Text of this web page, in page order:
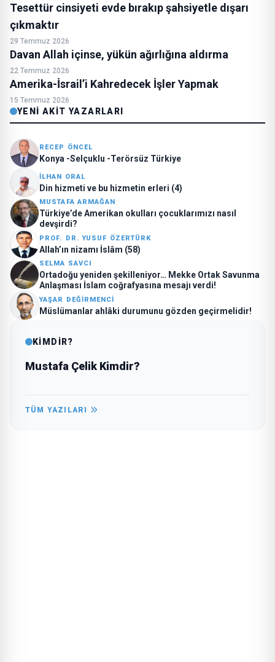
Tesettür cinsiyeti evde bırakıp şahsiyetle dışarı
çıkmaktır
29 Temmuz 2026
Davan Allah içinse, yükün ağırlığına aldırma
22 Temmuz 2026
Amerika-İsrail’i Kahredecek İşler Yapmak
15 Temmuz 2026
YENI AKIT YAZARLARI
RECEP ÖNCEL
Konya -Selçuklu -Terörsüz Türkiye
İLHAN ORAL
Din hizmeti ve bu hizmetin erleri (4)
MUSTAFA ARMAĞAN
Türkiye’de Amerikan okulları çocuklarımızı nasıl
devşirdi?
PROF. DR. YUSUF ÖZERTÜRK
Allah’ın nizamı İslâm (58)
SELMA SAVCI
Ortadoğu yeniden şekilleniyor… Mekke Ortak Savunma
Anlaşması İslam coğrafyasına mesajı verdi!
YAŞAR DEĞIRMENCI
Müslümanlar ahlâki durumunu gözden geçirmelidir!
KİMDİR?
Mustafa Çelik Kimdir?
TÜM YAZILARI